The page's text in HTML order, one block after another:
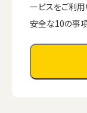
ービスをご利用
安全な10の事項